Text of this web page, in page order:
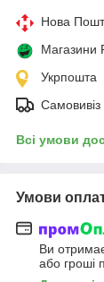
Нова
Магазини
Укрпошта
Самовивіз
Всі умови
Умови
Ви
або гроші